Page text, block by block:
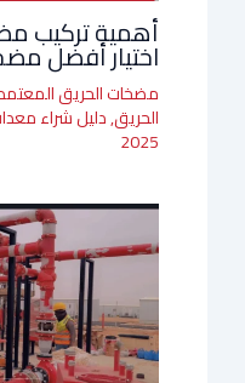
أهمية تركيب
اختيار أفضل
مضخات الحريق
الحريق,دليل شراء
2025